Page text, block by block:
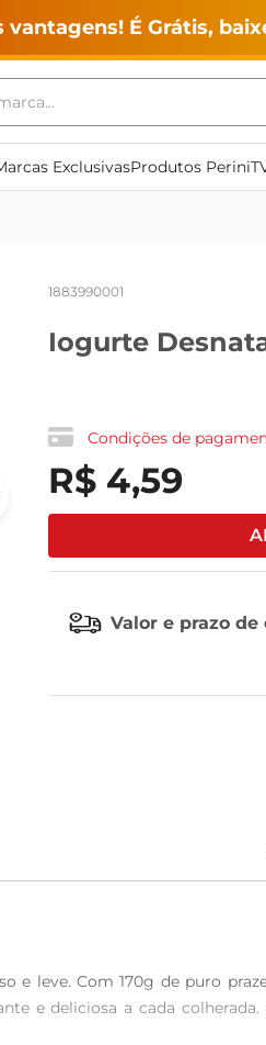
É Grátis,
marca...
ExclusivasProdutos Perini
1883990001
Iogurte
Condições de
R$ 4,59
Valor e prazo de
e leve. Com 170g de puro
e deliciosa a cada